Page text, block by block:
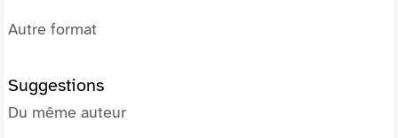
Autre format
Suggestions
Du même auteur